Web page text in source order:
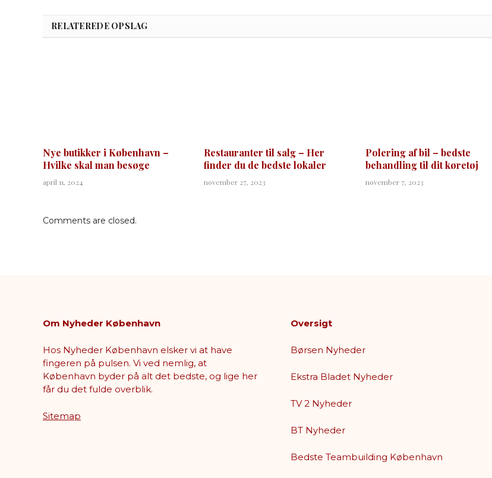
RELATEREDE OPSLAG
Nye butikker i København –
Hvilke skal man besøge
april 11, 2024
Restauranter til salg – Her
finder du de bedste lokaler
november 27, 2023
Polering af bil – bedste
behandling til dit køretøj
november 7, 2023
Comments are closed.
Om Nyheder København
Hos Nyheder København elsker vi at have
fingeren på pulsen. Vi ved nemlig, at
København byder på alt det bedste, og lige her
får du det fulde overblik.
Sitemap
Oversigt
Børsen Nyheder
Ekstra Bladet Nyheder
TV 2 Nyheder
BT Nyheder
Bedste Teambuilding København